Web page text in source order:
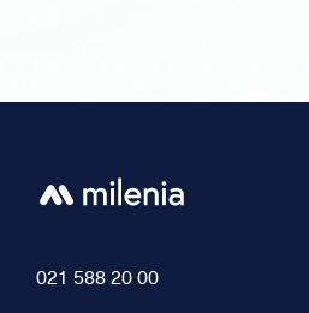
021 588 20 00